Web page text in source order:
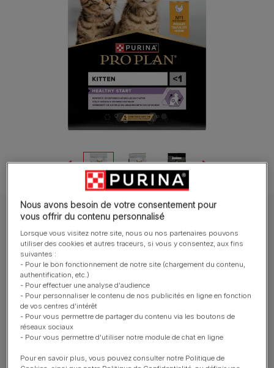
PRO PLAN® Chat Croquettes
Purina® PRO PLAN® Kitten Healthy Start -
Croquettes au poulet
Rédiger un avis
Tailles disponibles​ : 400g 1,5kg 3kg 10kg
Croquettes pour Chat Adulte sans besoins
spécifiques
Nous avons besoin de votre consentement pour
vous offrir du contenu personnalisé
Lorsque vous visitez notre site, nous ou nos partenaires pouvons
utiliser des cookies et autres traceurs, si vous y consentez, aux fins
suivantes :
- Pour le bon fonctionnement de notre site (chargement du contenu,
authentification, etc.)
- Pour effectuer une analyse d'audience
- Pour personnaliser le contenu de nos publicités en ligne en fonction
de vos centres d'intérêt
- Pour vous permettre de partager du contenu via les boutons de
réseaux sociaux
- Pour vous permettre d'utiliser notre module de chat en ligne
Pour en savoir plus, vous pouvez consulter notre Politique de